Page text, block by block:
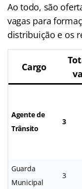
Ao todo, são
vagas para
distribuição e os
Cargo
Agente de
Trânsito
3
Guarda
Municipal
3